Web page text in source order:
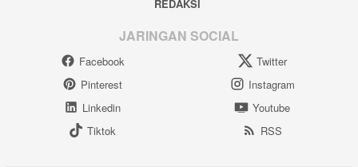
REDAKSI
JARINGAN SOCIAL
Facebook
Twitter
Pinterest
Instagram
Linkedin
Youtube
Tiktok
RSS